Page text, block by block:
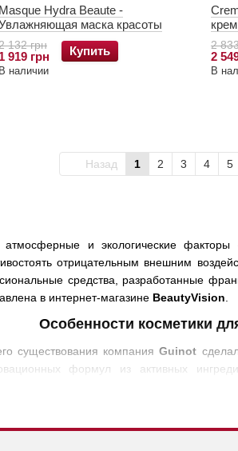
атмосферные и экологические
отрицательным внешним
средства, разработанные
в интернет-магазине BeautyVision
Особенности косметики дл
существования компанияGuinot
формул из активных
проникновение полезных элементов
Masque Hydra Beaute -
маска красоты
132 грн
1 919 грн Купить
В наличии
2
2
В
Назад 1 2 3 4 5